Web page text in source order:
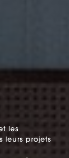
les
leurs projets